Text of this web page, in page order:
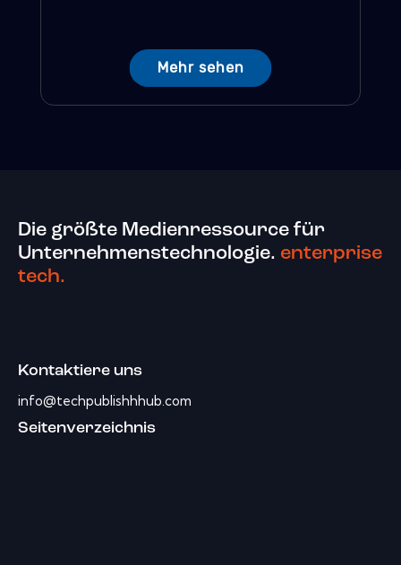
Mehr sehen
Die größte Medienressource für
Unternehmenstechnologie. enterprise
tech.
Kontaktiere uns
info@techpublishhhub.com
Seitenverzeichnis